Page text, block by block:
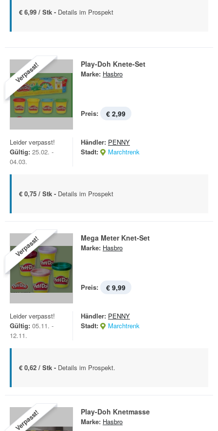
€ 6,99 / Stk - Details im Prospekt
Verpasst! Play-Doh Knete-Set
Marke: Hasbro
Preis: € 2,99
Leider verpasst!
Gültig: 25.02. -
04.03.
Händler: PENNY
Stadt:
Marchtrenk
€ 0,75 / Stk - Details im Prospekt
Verpasst! Mega Meter Knet-Set
Marke: Hasbro
Preis: € 9,99
Leider verpasst!
Gültig: 05.11. -
12.11.
Händler: PENNY
Stadt:
Marchtrenk
€ 0,62 / Stk - Details im Prospekt.
Verpasst! Play-Doh Knetmasse
Marke: Hasbro